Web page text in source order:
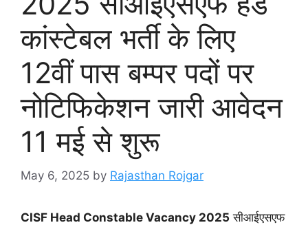
कांस्टेबल भर्ती के लिए
12वीं पास बम्पर पदों पर
नोटिफिकेशन जारी आवेदन
11 मई से शुरू
May 6, 2025 by Rajasthan Rojgar
CISF Head Constable Vacancy 2025 सीआईएसएफ